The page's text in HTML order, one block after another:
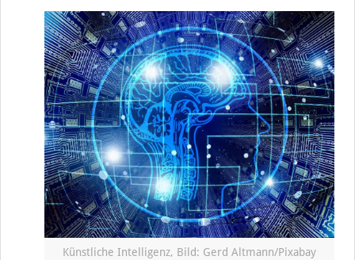
Künstliche Intelligenz, Bild: Gerd Altmann/Pixabay